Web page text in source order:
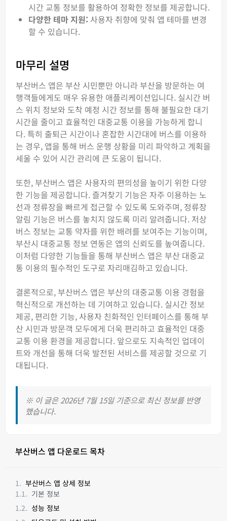
시간 교통 정보를 활용하여 정확한 정보를 제공합니다.
다양한 테마 지원: 사용자 취향에 맞춰 앱 테마를 변경
할 수 있습니다.
마무리 설명
부산버스 앱은 부산 시민뿐만 아니라 부산을 방문하는 여
행객들에게도 매우 유용한 애플리케이션입니다. 실시간 버
스 위치 정보와 도착 예정 시간 정보를 통해 불필요한 대기
시간을 줄이고 효율적인 대중교통 이용을 가능하게 합니
다. 특히 출퇴근 시간이나 혼잡한 시간대에 버스를 이용하
는 경우, 앱을 통해 버스 운행 상황을 미리 파악하고 계획을
세울 수 있어 시간 관리에 큰 도움이 됩니다.
또한, 부산버스 앱은 사용자의 편의성을 높이기 위한 다양
한 기능을 제공합니다. 즐겨찾기 기능은 자주 이용하는 노
선과 정류장을 빠르게 접근할 수 있도록 도와주며, 정류장
알림 기능은 버스를 놓치지 않도록 미리 알려줍니다. 저상
버스 정보는 교통 약자를 위한 배려를 보여주는 기능이며,
부산시 대중교통 정보 연동은 앱의 신뢰도를 높여줍니다.
이처럼 다양한 기능들을 통해 부산버스 앱은 부산 대중교
통 이용의 필수적인 도구로 자리매김하고 있습니다.
결론적으로, 부산버스 앱은 부산의 대중교통 이용 경험을
혁신적으로 개선하는 데 기여하고 있습니다. 실시간 정보
제공, 편리한 기능, 사용자 친화적인 인터페이스를 통해 부
산 시민과 방문객 모두에게 더욱 편리하고 효율적인 대중
교통 이용 환경을 제공합니다. 앞으로도 지속적인 업데이
트와 개선을 통해 더욱 발전된 서비스를 제공할 것으로 기
대됩니다.
※ 이 글은 2026년 7월 15일 기준으로 최신 정보를 반영
했습니다.
부산버스 앱 다운로드 목차
부산버스 앱 상세 정보
기본 정보
성능 정보